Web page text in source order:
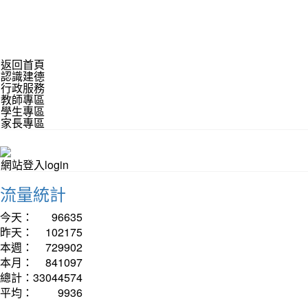
返回首頁
認識建德
行政服務
教師專區
學生專區
家長專區
網站登入login
流量統計
今天：
96635
昨天：
102175
本週：
729902
本月：
841097
總計： 33044574
平均：
9936